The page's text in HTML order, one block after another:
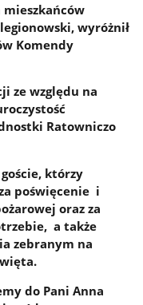
mieszkańców
wyróżnił
Komendy
ze względu na
Ratowniczo
którzy
poświęcenie i
oraz za
a także
zebranym na
do Pani Anna